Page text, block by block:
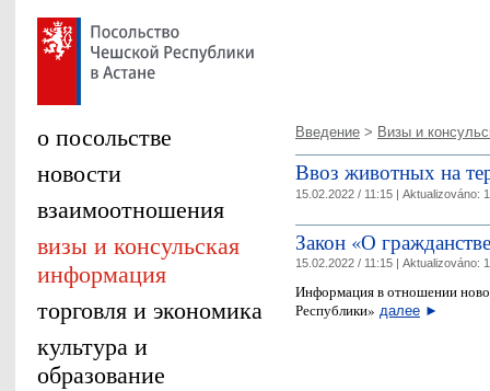
Введение > Визы и
Ввоз животных на
15.02.2022 / 11:15 | Aktualizováno:
Закон «О
15.02.2022 / 11:15 | Aktualizováno:
Информация в отношении
Республики» далее ►
о посольстве
новости
взаимоотношения
визы и консульская
информация
торговля и экономика
культура и
образование